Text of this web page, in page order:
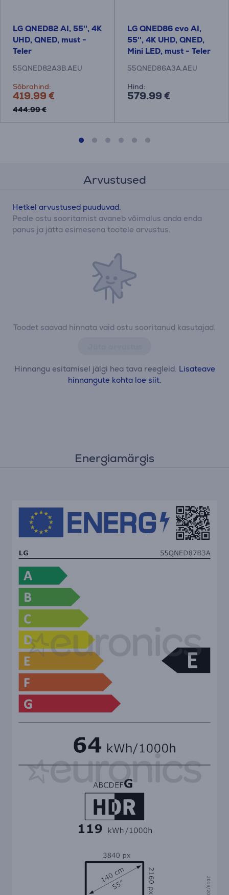
LG QNED82 AI, 55'', 4K
UHD, QNED, must -
Teler
55QNED82A3B.AEU
Sõbrahind:
419.99 €
444.99 €
LG QNED86 evo AI,
55'', 4K UHD, QNED,
Mini LED, must - Teler
55QNED86A3A.AEU
Hind:
579.99 €
Arvustused
Toodet saavad hinnata vaid ostu sooritanud kasutajad.
Hinnangu esitamisel jälgi hea tava reegleid. Lisateave
hinnangute kohta loe siit.
Hetkel arvustused puuduvad.
Peale ostu sooritamist avaneb võimalus anda enda
panus ja jätta esimesena tootele arvustus.
Energiamärgis